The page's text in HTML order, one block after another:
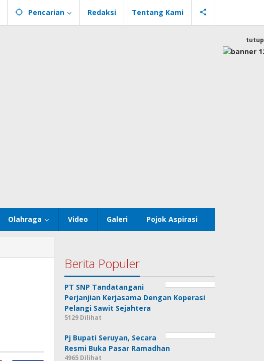
Pencarian Redaksi Tentang Kami
Olahraga Video Galeri Pojok Aspirasi
tutup
Berita Populer
PT SNP Tandatangani
Perjanjian Kerjasama Dengan Koperasi
Pelangi Sawit Sejahtera
5129 Dilihat
Pj Bupati Seruyan, Secara
Resmi Buka Pasar Ramadhan
4965 Dilihat